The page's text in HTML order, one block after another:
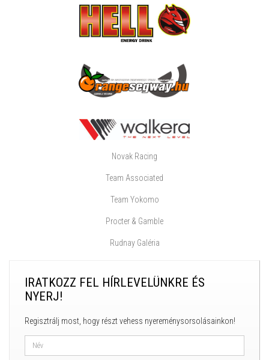
Novak Racing
Team Associated
Team Yokomo
Procter & Gamble
Rudnay Galéria
IRATKOZZ FEL HÍRLEVELÜNKRE ÉS
NYERJ!
Regisztrálj most, hogy részt vehess nyereménysorsolásainkon!